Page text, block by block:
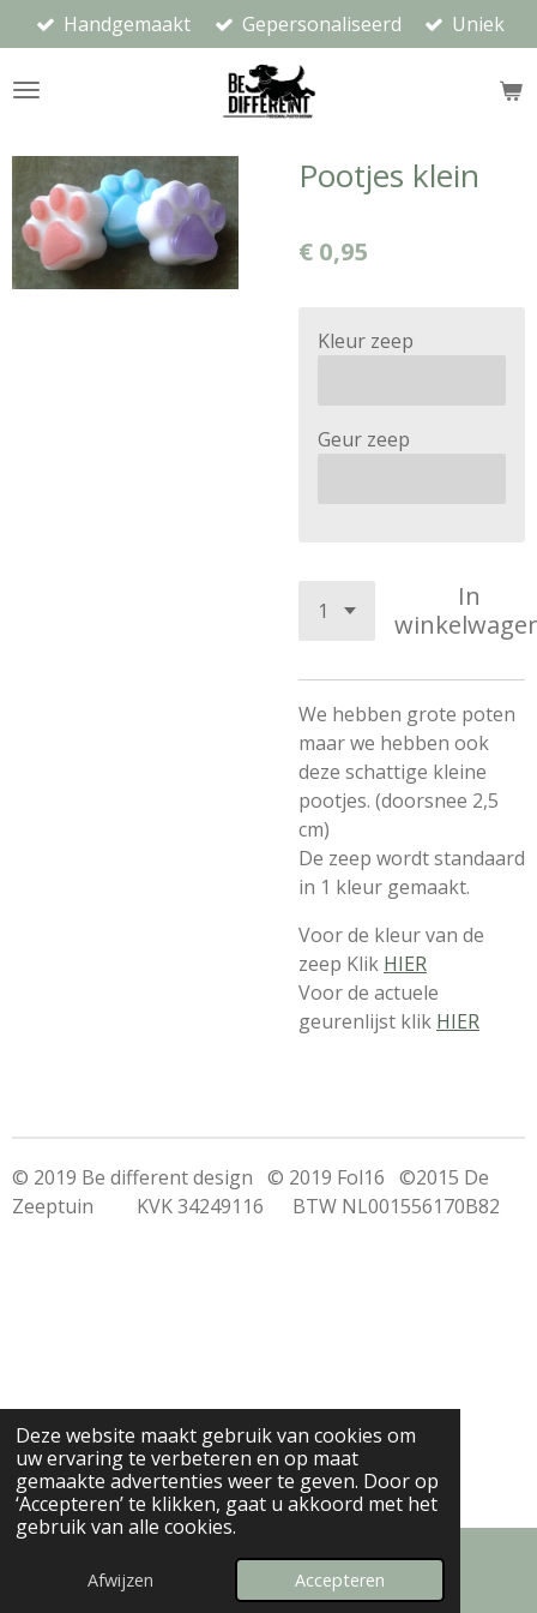
Deze website maakt gebruik van cookies om
uw ervaring te verbeteren en op maat
gemaakte advertenties weer te geven. Door op
‘Accepteren’ te klikken, gaat u akkoord met het
gebruik van alle cookies.
Afwijzen Accepteren
direct
naar
Handgemaakt Gepersonaliseerd Uniek
Pootjes klein
€ 0,95
Kleur zeep
Geur zeep
In
We hebben grote poten
maar we hebben ook
deze schattige kleine
pootjes. (doorsnee 2,5
cm)
De zeep wordt standaard
in 1 kleur gemaakt.
Voor de kleur van de
zeep Klik HIER
Voor de actuele
geurenlijst klik HIER
© 2019 Be different design © 2019 Fol16 ©2015 De
Zeeptuin KVK 34249116 BTW NL001556170B82
E-mailadres